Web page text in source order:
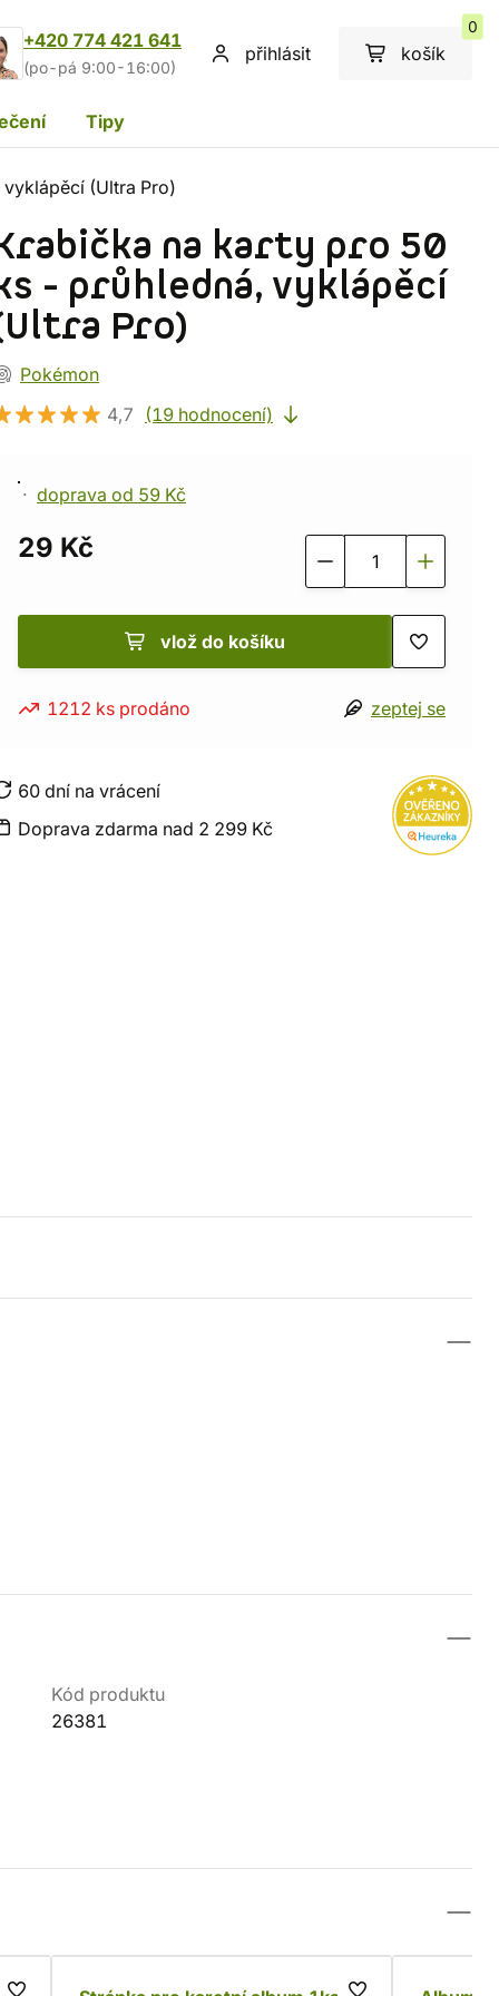
+420 774 421 641
(po-pá 9:00-16:00)
přihlásit košík
0
Tipy
(Ultra Pro)
na karty pro 50
- průhledná, vyklápěcí
Pro)
Pokémon
4,7
(19 hodnocení)
doprava od 59 Kč
29 Kč
vlož do košíku
1212 ks prodáno zeptej se
60 dní na vrácení
Doprava zdarma nad 2 299 Kč
Kód produktu
26381